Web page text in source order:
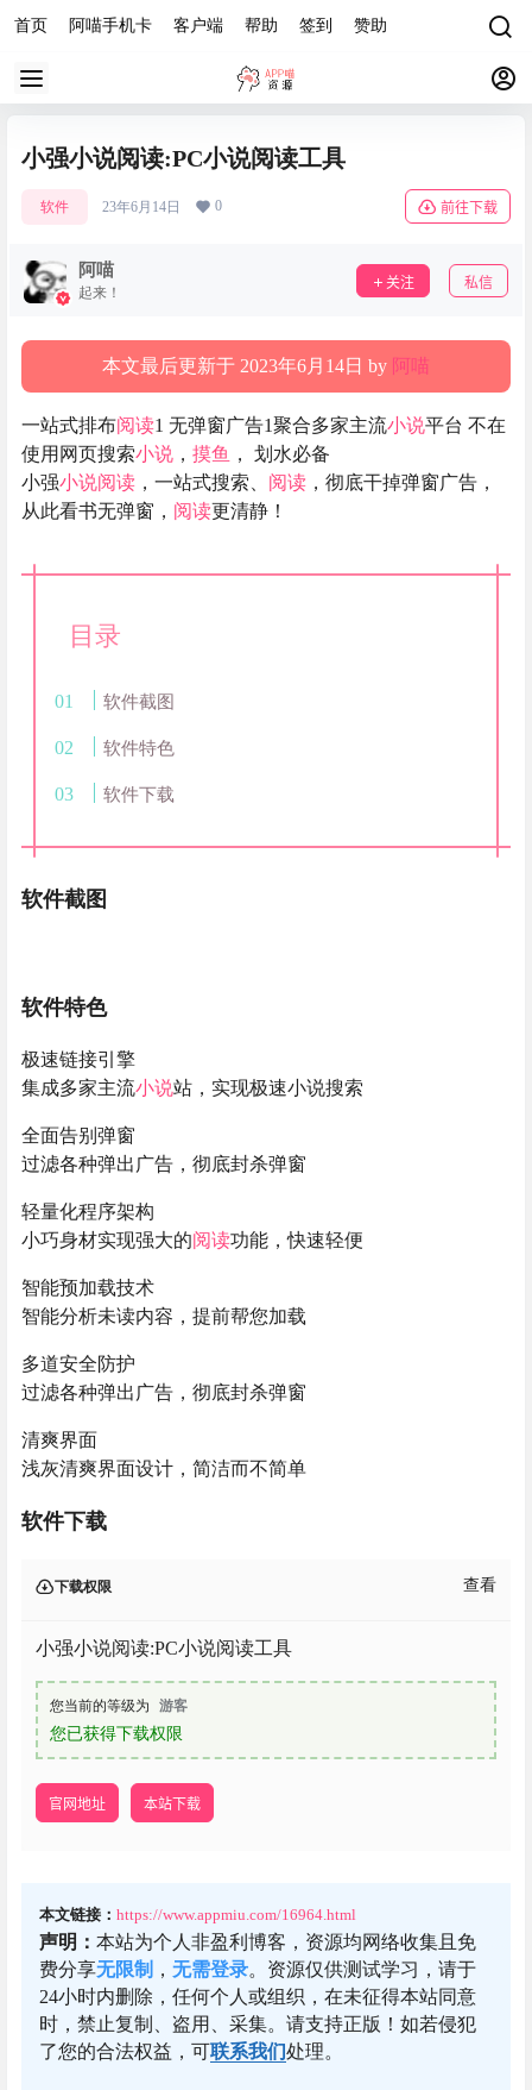
首页 阿喵手机卡 客户端 帮助 签到 赞助
小强小说阅读:PC小说阅读工具
软件 23年6月14日 0 前往下载
阿喵
起来！
关注 私信
本文最后更新于 2023年6月14日 by 阿喵
一站式排布阅读1 无弹窗广告1聚合多家主流小说平台 不在
使用网页搜索小说 ， 摸鱼 ， 划水必备
小强小说阅读 ，一站式搜索、 阅读 ，彻底干掉弹窗广告，
从此看书无弹窗， 阅读更清静！
目录
软件截图
软件特色
软件下载
软件截图
软件特色
极速链接引擎
集成多家主流小说站，实现极速小说搜索
全面告别弹窗
过滤各种弹出广告，彻底封杀弹窗
轻量化程序架构
小巧身材实现强大的阅读功能，快速轻便
智能预加载技术
智能分析未读内容，提前帮您加载
多道安全防护
过滤各种弹出广告，彻底封杀弹窗
清爽界面
浅灰清爽界面设计，简洁而不简单
软件下载
下载权限 查看
小强小说阅读:PC小说阅读工具
您当前的等级为 游客
您已获得下载权限
官网地址 本站下载
本文链接： https://www.appmiu.com/16964.html
声明： 本站为个人非盈利博客，资源均网络收集且免
费分享无限制 ， 无需登录。资源仅供测试学习，请于
24小时内删除，任何个人或组织，在未征得本站同意
时，禁止复制、盗用、采集。请支持正版！如若侵犯
了您的合法权益，可联系我们处理。